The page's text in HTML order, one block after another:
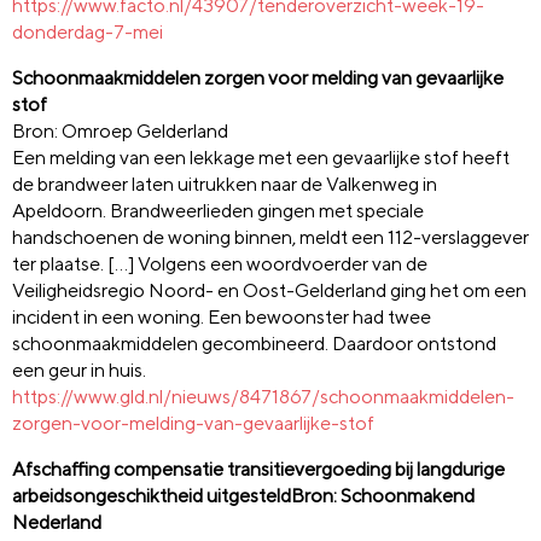
https://www.facto.nl/43907/tenderoverzicht-week-19-
donderdag-7-mei
Schoonmaakmiddelen zorgen voor melding van gevaarlijke
stof
Bron: Omroep Gelderland
Een melding van een lekkage met een gevaarlijke stof heeft
de brandweer laten uitrukken naar de Valkenweg in
Apeldoorn. Brandweerlieden gingen met speciale
handschoenen de woning binnen, meldt een 112-verslaggever
ter plaatse. […] Volgens een woordvoerder van de
Veiligheidsregio Noord- en Oost-Gelderland ging het om een
incident in een woning. Een bewoonster had twee
schoonmaakmiddelen gecombineerd. Daardoor ontstond
een geur in huis.
https://www.gld.nl/nieuws/8471867/schoonmaakmiddelen-
zorgen-voor-melding-van-gevaarlijke-stof
Afschaffing compensatie transitievergoeding bij langdurige
arbeidsongeschiktheid uitgesteldBron: Schoonmakend
Nederland